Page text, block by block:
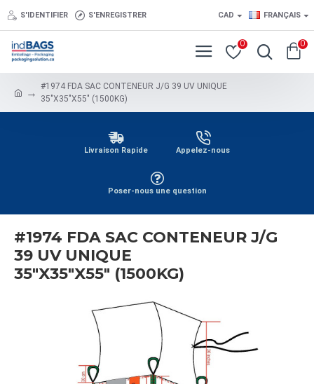
S'IDENTIFIER S'ENREGISTRER CAD FRANÇAIS
0 0
#1974 FDA SAC CONTENEUR J/G 39 UV UNIQUE
35"X35"X55" (1500KG)
Livraison Rapide Appelez-nous
Poser-nous une question
#1974 FDA SAC CONTENEUR J/G
39 UV UNIQUE
35"X35"X55" (1500KG)